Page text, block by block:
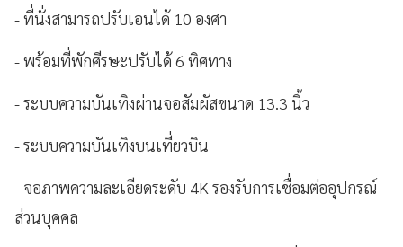
- ที่นั่งสามารถปรับเอนได้ 10 องศา
- พร้อมที่พักศีรษะปรับได้ 6 ทิศทาง
- ระบบความบันเทิงผ่านจอสัมผัสขนาด 13.3 นิ้ว
- ระบบความบันเทิงบนเที่ยวบิน
- จอภาพความละเอียดระดับ 4K รองรับการเชื่อมต่ออุปกรณ์
ส่วนบุคคล